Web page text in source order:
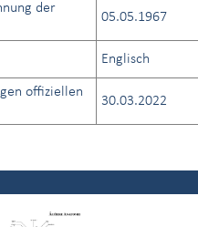
der
05.05.1967
Englisch
offiziellen
30.03.2022